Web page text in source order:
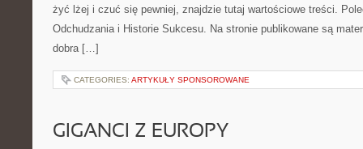
żyć lżej i czuć się pewniej, znajdzie tutaj wartościowe treści.
Odchudzania i Historie Sukcesu. Na stronie publikowane są
dobra […]
CATEGORIES: ARTYKUŁY SPONSOROWANE
GIGANCI Z EUROPY